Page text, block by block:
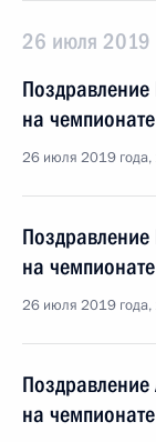
26 июля 2019
на
26 июля 2019
на
26 июля 2019 года,
Поздравление
на